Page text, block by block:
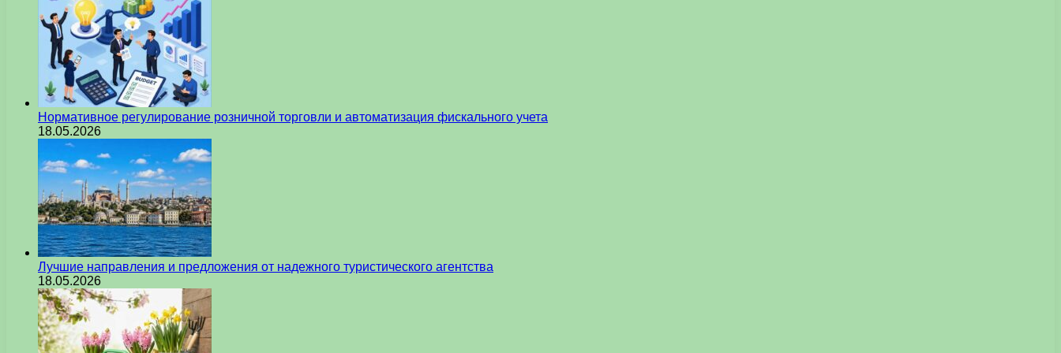
Нормативное регулирование розничной торговли и автоматизация фискального учета
18.05.2026
Лучшие направления и предложения от надежного туристического агентства
18.05.2026